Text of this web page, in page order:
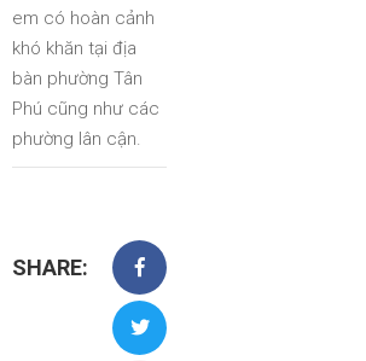
em có hoàn cảnh
khó khăn tại địa
bàn phường Tân
Phú cũng như các
phường lân cận.
SHARE: